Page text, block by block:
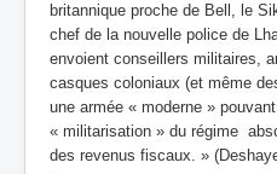
britannique proche de Bell, le
chef de la nouvelle police de
envoient conseillers militaires,
casques coloniaux (et même
une armée « moderne »
« militarisation » du régime
des revenus fiscaux. »